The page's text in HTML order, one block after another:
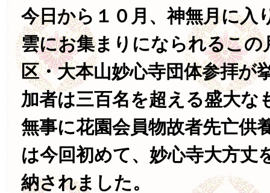
今日から１０月、神無月に入
雲にお集まりになられるこの
区・大本山妙心寺団体参拝が
加者は三百名を超える盛大な
無事に花園会員物故者先亡供
は今回初めて、妙心寺大方丈
納されました。